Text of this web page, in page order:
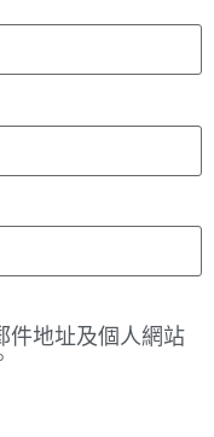
件地址及個人網站